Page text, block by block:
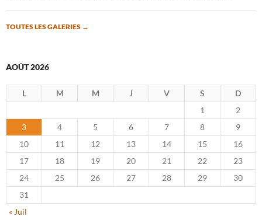
TOUTES LES GALERIES →
AOÛT 2026
L M M J V S
D
1
2
3
4 5 6 7 8
9
10
11 12 13 14 15
16
17
18 19 20 21 22
23
24
25 26 27 28 29
30
31
« Juil